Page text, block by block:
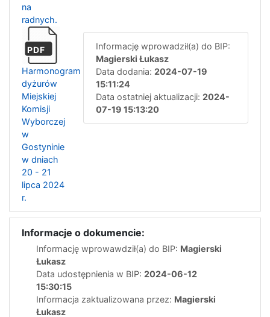
na
radnych.
PDF
Harmonogram
dyżurów
Miejskiej
Komisji
Wyborczej
w
Gostyninie
w dniach
20 - 21
lipca 2024
r.
Informację wprowadził(a) do BIP:
Magierski Łukasz
Data dodania: 2024-07-19
15:11:24
Data ostatniej aktualizacji: 2024-
07-19 15:13:20
Informacje o dokumencie:
Informację wprowawdził(a) do BIP: Magierski
Łukasz
Data udostępnienia w BIP: 2024-06-12
15:30:15
Informacja zaktualizowana przez: Magierski
Łukasz